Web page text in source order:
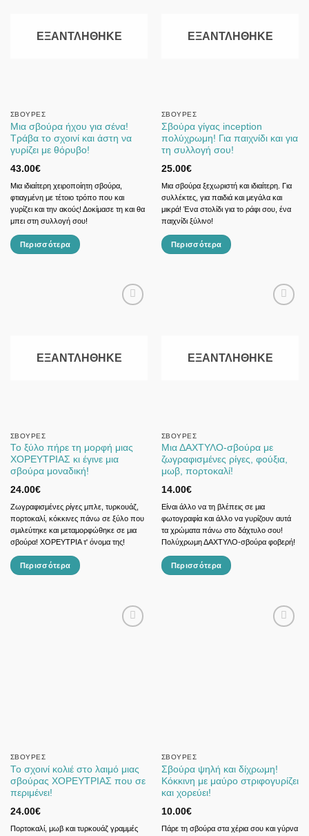
ΕΞΑΝΤΛΉΘΗΚΕ
ΣΒΟΎΡΕΣ
Μια σβούρα ήχου για σένα!
Τράβα το σχοινί και άστη να
γυρίζει με θόρυβο!
43.00€
Μια ιδιαίτερη χειροποίητη σβούρα,
φτιαγμένη με τέτοιο τρόπο που και
γυρίζει και την ακούς! Δοκίμασε τη και θα
μπει στη συλλογή σου!
Περισσότερα
ΕΞΑΝΤΛΉΘΗΚΕ
ΣΒΟΎΡΕΣ
Σβούρα γίγας inception
πολύχρωμη! Για παιχνίδι και για
τη συλλογή σου!
25.00€
Μια σβούρα ξεχωριστή και ιδιαίτερη. Για
συλλέκτες, για παιδιά και μεγάλα και
μικρά! Ένα στολίδι για το ράφι σου, ένα
παιχνίδι ξύλινο!
Περισσότερα
ΕΞΑΝΤΛΉΘΗΚΕ
ΣΒΟΎΡΕΣ
Το ξύλο πήρε τη μορφή μιας
ΧΟΡΕΥΤΡΙΑΣ κι έγινε μια
σβούρα μοναδική!
24.00€
Ζωγραφισμένες ρίγες μπλε, τυρκουάζ,
πορτοκαλί, κόκκινες πάνω σε ξύλο που
σμιλεύτηκε και μεταμορφώθηκε σε μια
σβούρα! ΧΟΡΕΥΤΡΙΑ τ' όνομα της!
Περισσότερα
ΕΞΑΝΤΛΉΘΗΚΕ
ΣΒΟΎΡΕΣ
Μια ΔΑΧΤΥΛΟ-σβούρα με
ζωγραφισμένες ρίγες, φούξια,
μωβ, πορτοκαλί!
14.00€
Είναι άλλο να τη βλέπεις σε μια
φωτογραφία και άλλο να γυρίζουν αυτά
τα χρώματα πάνω στο δάχτυλο σου!
Πολύχρωμη ΔΑΧΤΥΛΟ-σβούρα φοβερή!
Περισσότερα
ΣΒΟΎΡΕΣ
Το σχοινί κολιέ στο λαιμό μιας
σβούρας ΧΟΡΕΥΤΡΙΑΣ που σε
περιμένει!
24.00€
Πορτοκαλί, μωβ και τυρκουάζ γραμμές
ΣΒΟΎΡΕΣ
Σβούρα ψηλή και δίχρωμη!
Κόκκινη με μαύρο στριφογυρίζει
και χορεύει!
10.00€
Πάρε τη σβούρα στα χέρια σου και γύρνα